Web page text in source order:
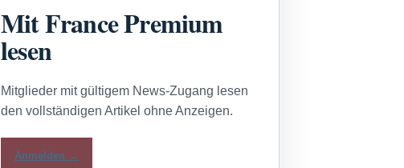
Mit France Premium
lesen
Mitglieder mit gültigem News-Zugang lesen
den vollständigen Artikel ohne Anzeigen.
Anmelden →